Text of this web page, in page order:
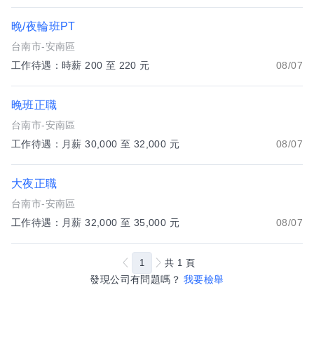
晚/夜輪班PT
台南市-安南區
工作待遇：時薪 200 至 220 元
08/07
晚班正職
台南市-安南區
工作待遇：月薪 30,000 至 32,000 元
08/07
大夜正職
台南市-安南區
工作待遇：月薪 32,000 至 35,000 元
08/07
發現公司有問題嗎？ 我要檢舉
1 共 1 頁